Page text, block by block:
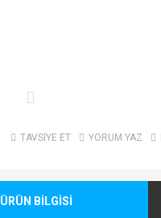
TAVSİYE ET YORUM YAZ
ÜRÜN BİLGİSİ